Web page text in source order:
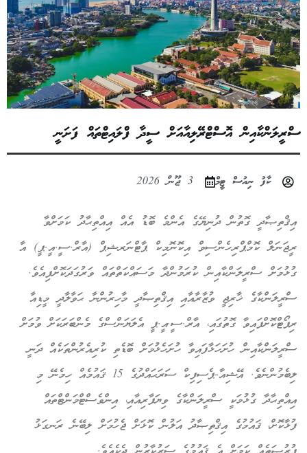
ސްރީލަންކާއިން އޮސްޓްރޭލިއާއަށް ސީދާ ފްލައިޓްތައް ފަށަނީ
ކާފު ނިއުސް ޓީމް 3 ޖޫން 2026
އިޤްތިޞާދީ ގޮތުން ދުނިޔޭގެ އެންމެ ބޮޑު އެއް އިއްތިޙާދު ކަމަށްވާ
ރީޖަނަލް ކޮމްޕްރިހެންސިވް އިކޮނޮމިކް ޕާޓްނަރޝިޕް (އާރް.ސީ.އީ.ޕީ) އާ
ގުޅުމަށް ސްރީލަންކާއިން ކުރަމުންދާ މަސައްކަތްތައް ވަރުގަދަކޮށްފިއެވެ.
ސްރީލަންކާގެ ޚާރިޖީ ވުޒާރާއާއި އިޤްތިޞާދީ މާހިރުންނާ ޙަވާލާދީ މީޑިއާ
ރިޕޯޓްކޮށްފައިވާ ގޮތުގައި، އާރް.ސީ.އީ.ޕީ އެލަޔަންސްގެ މެންބަރަކަށް ވުމަށް
ސްރީލަންކާއިން ހުށަހަޅާފައިވާ ހުށަހެޅުމަށް ބޮޑެތި ކުރިއެރުންތަކެއް ދަނީ
ލިބެމުންނެވެ. އޭޝިއާ-ޕެސިފިކް ސަރަޙައްދުގެ 15 ޤައުމެއް ހިމެނޭ މި
އިއްތިޙާދާ ގުޅުމަކީ ސްރީލަންކާގެ ވިޔަފާރިއާއި، އިންވެސްޓްމަންޓްތައް
ފުޅާކޮށް، ޤައުމުގެ އިޤްތިޞާދު އަލުން ކޮޅަށް ޖެހުމަށް ލިބޭނެ ރަނގަޅު